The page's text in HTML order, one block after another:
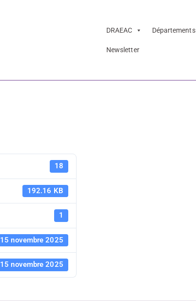
DRAEAC Départements
Newsletter
18
192.16 KB
1
15 novembre 2025
15 novembre 2025